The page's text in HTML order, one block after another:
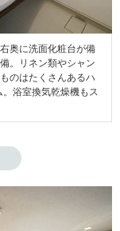
奥に洗面化粧台が備
。リネン類やシャン
のはたくさんあるハ
浴室換気乾燥機もス